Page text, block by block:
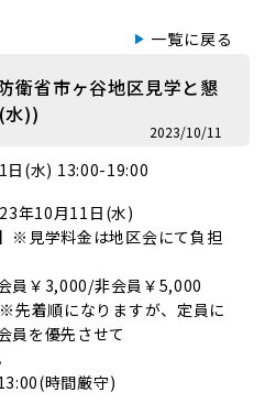
一覧に戻る
衛省市ヶ谷地区見学と懇
水))
2023/10/11
日(水) 13:00-19:00
年10月11日(水)
※見学料金は地区会にて負担
員￥3,000/非会員￥5,000
※先着順になりますが、定員に
員を優先させて
時間厳守)